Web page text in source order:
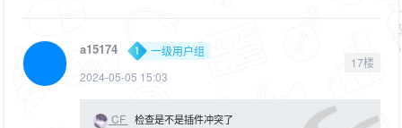
a15174
一级用户组
2024-05-05 15:03
17楼
CF 检查是不是插件冲突了